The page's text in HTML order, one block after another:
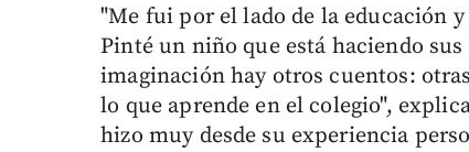
"Me fui por el lado de la educación
Pinté un niño que está haciendo
imaginación hay otros cuentos:
lo que aprende en el colegio",
hizo muy desde su experiencia